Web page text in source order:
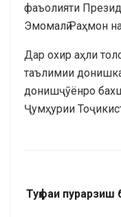
фаъолияти
Эмомалӣ Раҳмон
Дар охир аҳли
таълимии
донишҷӯёнро
Ҷумҳурии
Туҳфаи